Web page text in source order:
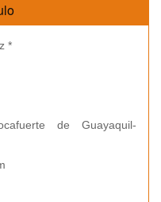
*
de Guayaquil-